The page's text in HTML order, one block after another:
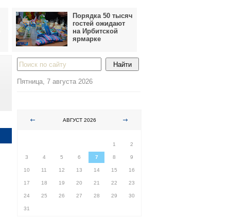
Порядка 50 тысяч
гостей ожидают
на Ирбитской
ярмарке
Пятница, 7 августа 2026
АВГУСТ 2026
1
2
3 4 5 6 7 8 9
10 11 12 13 14 15 16
17 18 19 20 21 22 23
24 25 26 27 28 29 30
31